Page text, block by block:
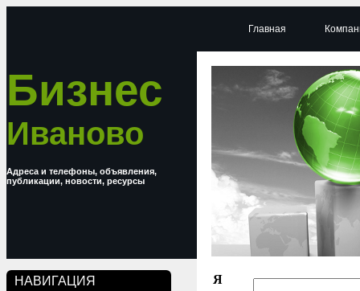
Бизнес
Иваново
Адреса и телефоны, объявления,
публикации, новости, ресурсы
НАВИГАЦИЯ
Главная
Я